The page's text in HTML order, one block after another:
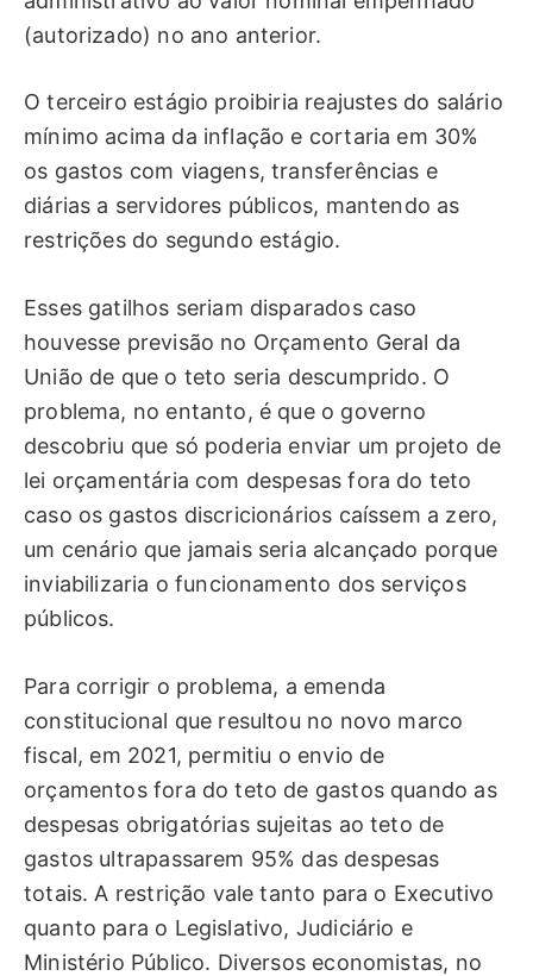
(autorizado) no ano anterior.
O terceiro estágio proibiria reajustes do salário
mínimo acima da inflação e cortaria em 30%
os gastos com viagens, transferências e
diárias a servidores públicos, mantendo as
restrições do segundo estágio.
Esses gatilhos seriam disparados caso
houvesse previsão no Orçamento Geral da
União de que o teto seria descumprido. O
problema, no entanto, é que o governo
descobriu que só poderia enviar um projeto de
lei orçamentária com despesas fora do teto
caso os gastos discricionários caíssem a zero,
um cenário que jamais seria alcançado porque
inviabilizaria o funcionamento dos serviços
públicos.
Para corrigir o problema, a emenda
constitucional que resultou no novo marco
fiscal, em 2021, permitiu o envio de
orçamentos fora do teto de gastos quando as
despesas obrigatórias sujeitas ao teto de
gastos ultrapassarem 95% das despesas
totais. A restrição vale tanto para o Executivo
quanto para o Legislativo, Judiciário e
Ministério Público. Diversos economistas, no